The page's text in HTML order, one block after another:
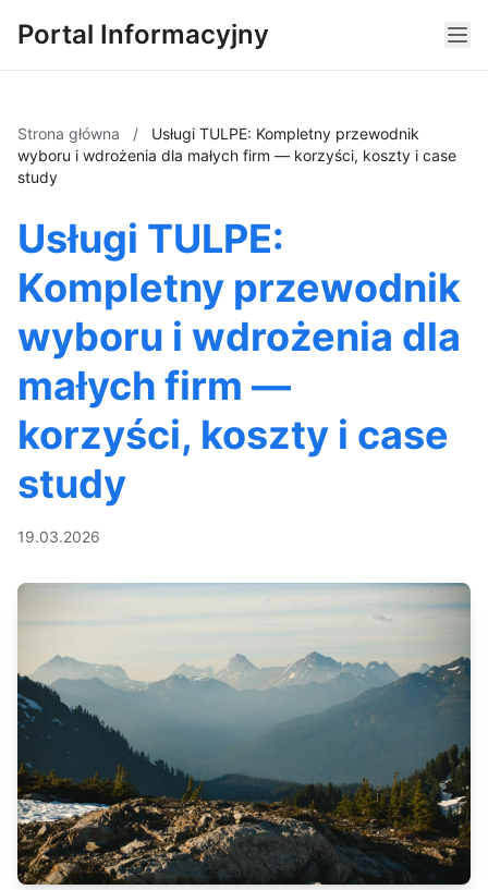
Portal Informacyjny
Strona główna /
Usługi TULPE: Kompletny przewodnik
wyboru i wdrożenia dla małych firm — korzyści, koszty i case
study
Usługi TULPE:
Kompletny przewodnik
wyboru i wdrożenia dla
małych firm —
korzyści, koszty i case
study
19.03.2026